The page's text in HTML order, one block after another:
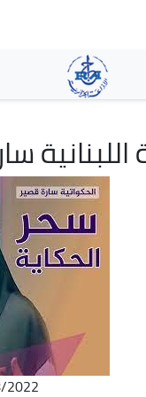
contenido
principal
- 22:00